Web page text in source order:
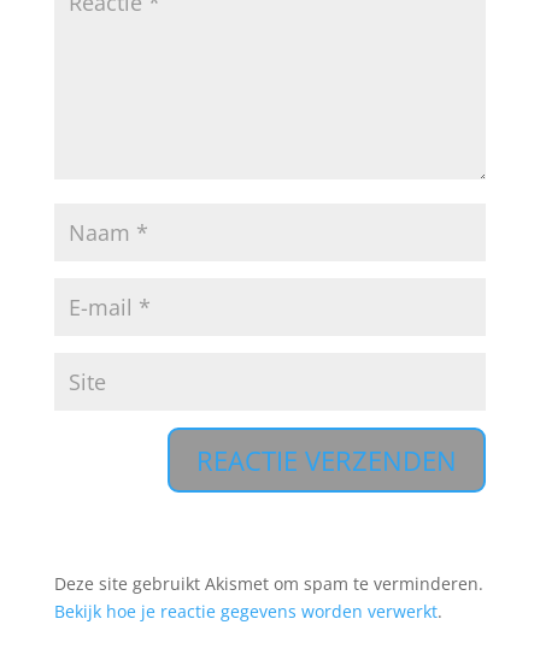
t
e
Deze site gebruikt Akismet om spam te verminderen.
Bekijk hoe je reactie gegevens worden verwerkt.